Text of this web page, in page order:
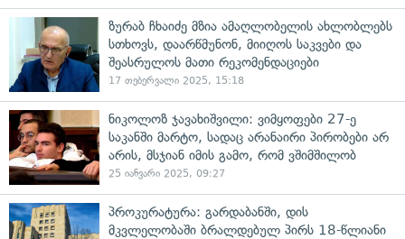
ზურაბ ჩხაიძე მზია ამაღლობელის ახლობლებს
სთხოვს, დაარწმუნონ, მიიღოს საკვები და
შეასრულოს მათი რეკომენდაციები
17 თებერვალი 2025, 15:18
ნიკოლოზ ჯავახიშვილი: ვიმყოფები 27-ე
საკანში მარტო, სადაც არანაირი პირობები არ
არის, მსჯიან იმის გამო, რომ ვშიმშილობ
25 იანვარი 2025, 09:27
პროკურატურა: გარდაბანში, დის
მკვლელობაში ბრალდებულ პირს 18-წლიანი